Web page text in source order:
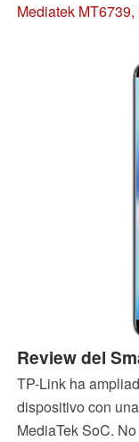
usted puede
Mediatek
Review del
TP-Link ha
dispositivo con
MediaTek SoC.